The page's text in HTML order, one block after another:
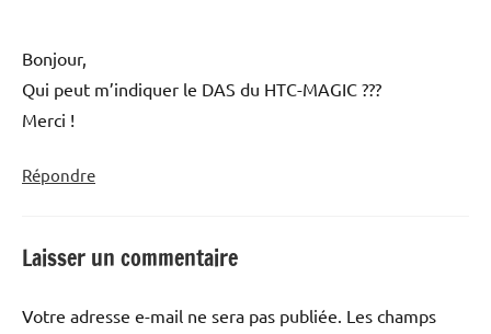
Bonjour,
Qui peut m’indiquer le DAS du HTC-MAGIC ???
Merci !
Répondre
Laisser un commentaire
Votre adresse e-mail ne sera pas publiée. Les champs